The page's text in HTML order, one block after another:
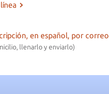
en español, por correo
llenarlo y enviarlo)